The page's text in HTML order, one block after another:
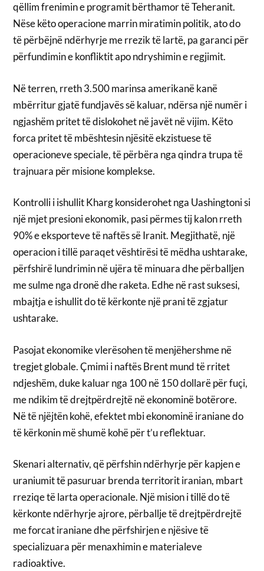
qëllim frenimin e programit bërthamor të Teheranit.
Nëse këto operacione marrin miratimin politik, ato do
të përbëjnë ndërhyrje me rrezik të lartë, pa garanci për
përfundimin e konfliktit apo ndryshimin e regjimit.
Në terren, rreth 3.500 marinsa amerikanë kanë
mbërritur gjatë fundjavës së kaluar, ndërsa një numër i
ngjashëm pritet të dislokohet në javët në vijim. Këto
forca pritet të mbështesin njësitë ekzistuese të
operacioneve speciale, të përbëra nga qindra trupa të
trajnuara për misione komplekse.
Kontrolli i ishullit Kharg konsiderohet nga Uashingtoni si
një mjet presioni ekonomik, pasi përmes tij kalon rreth
90% e eksporteve të naftës së Iranit. Megjithatë, një
operacion i tillë paraqet vështirësi të mëdha ushtarake,
përfshirë lundrimin në ujëra të minuara dhe përballjen
me sulme nga dronë dhe raketa. Edhe në rast suksesi,
mbajtja e ishullit do të kërkonte një prani të zgjatur
ushtarake.
Pasojat ekonomike vlerësohen të menjëhershme në
tregjet globale. Çmimi i naftës Brent mund të rritet
ndjeshëm, duke kaluar nga 100 në 150 dollarë për fuçi,
me ndikim të drejtpërdrejtë në ekonominë botërore.
Në të njëjtën kohë, efektet mbi ekonominë iraniane do
të kërkonin më shumë kohë për t’u reflektuar.
Skenari alternativ, që përfshin ndërhyrje për kapjen e
uraniumit të pasuruar brenda territorit iranian, mbart
rreziqe të larta operacionale. Një mision i tillë do të
kërkonte ndërhyrje ajrore, përballje të drejtpërdrejtë
me forcat iraniane dhe përfshirjen e njësive të
specializuara për menaxhimin e materialeve
radioaktive.